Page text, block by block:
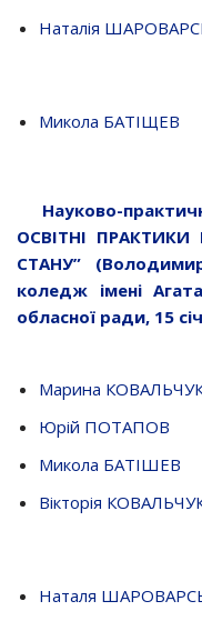
Наталія
Микола БАТІЩЕВ
Науково-
ОСВІТНІ
СТАНУ”
коледж імені
обласної ради, 15
Марина
Юрій ПОТАПОВ
Микола БАТІШЕВ
Вікторія
Наталя